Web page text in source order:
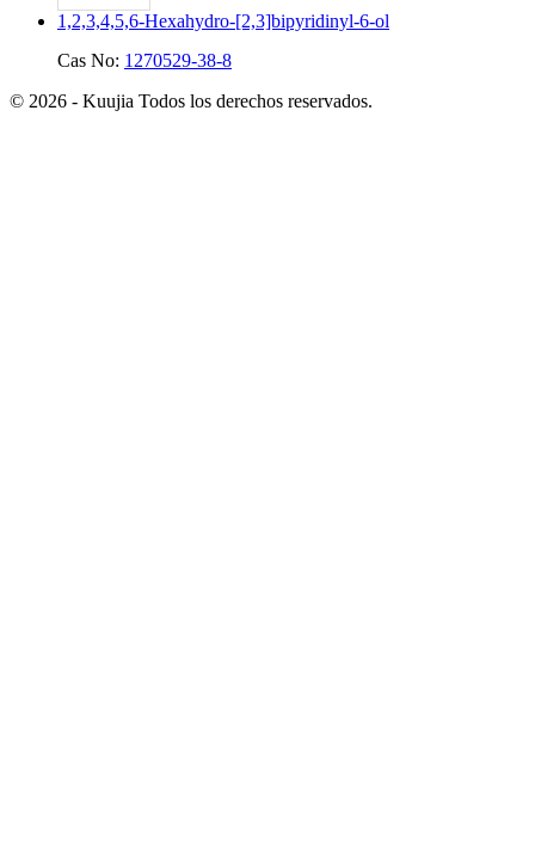
1,2,3,4,5,6-Hexahydro-[2,3]bipyridinyl-6-ol
Cas No: 1270529-38-8
© 2026 - Kuujia Todos los derechos reservados.